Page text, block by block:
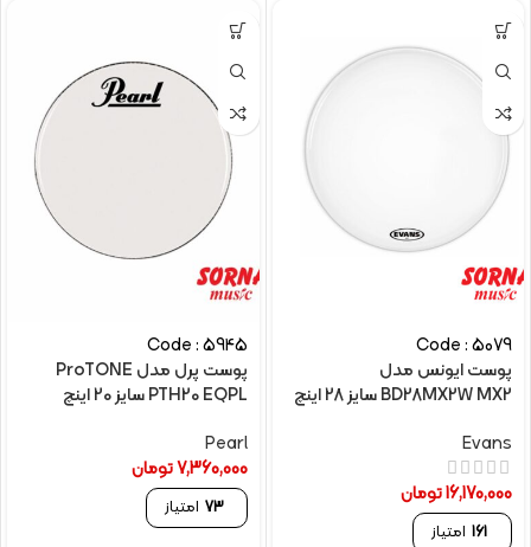
Code : 5079
پوست ایونس مدل
BD28MX2W MX2 سایز 28 اینچ
Evans
16,170,000تومان
161 امتیاز
Code : 5945
پوست پرل مدل ProTONE
PTH20 EQPL سایز 20 اینچ
Pearl
7,360,000تومان
73 امتیاز